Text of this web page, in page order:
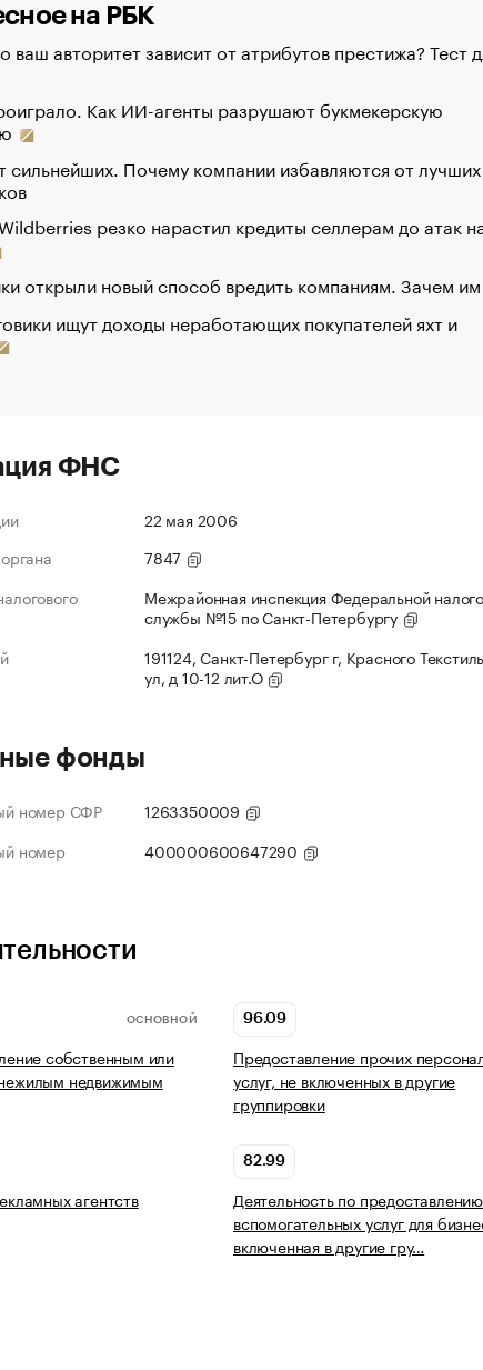
на РБК
ваш авторитет зависит от атрибутов престижа? Тест
Как ИИ-агенты разрушают букмекерскую
сильнейших. Почему компании избавляются от лучших
резко нарастил кредиты селлерам до атак
открыли новый способ вредить компаниям. Зачем
ищут доходы неработающих покупателей яхт и
ФНС
22 мая 2006
7847
Межрайонная инспекция Федеральной
службы №15 по Санкт-Петербургу
191124, Санкт-Петербург г, Красного
ул, д 10-12 лит.О
фонды
номер СФР
1263350009
номер
400000600647290
ОСНОВНОЙ
собственным или
недвижимым
96.09
Предоставление прочих
услуг, не включенных в другие
группировки
агентств
82.99
Деятельность по
вспомогательных услуг для
включенная в другие гру…